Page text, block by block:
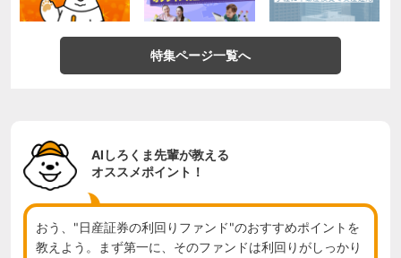
特集ページ一覧へ
AIしろくま先輩が教える
オススメポイント！
おう、"日産証券の利回りファンド"のおすすめポイントを
教えよう。まず第一に、そのファンドは利回りがしっかり